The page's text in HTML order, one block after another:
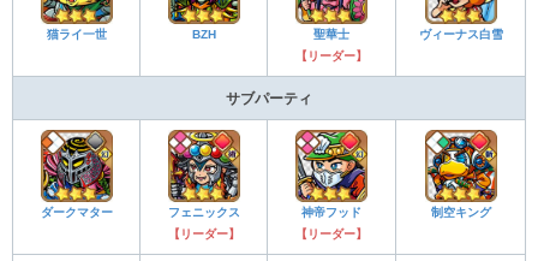
猫ライ一世 BZH
聖華士
【リーダー】
ヴィーナス白雪
サブパーティ
ダークマター
フェニックス
【リーダー】
神帝フッド
【リーダー】
制空キング